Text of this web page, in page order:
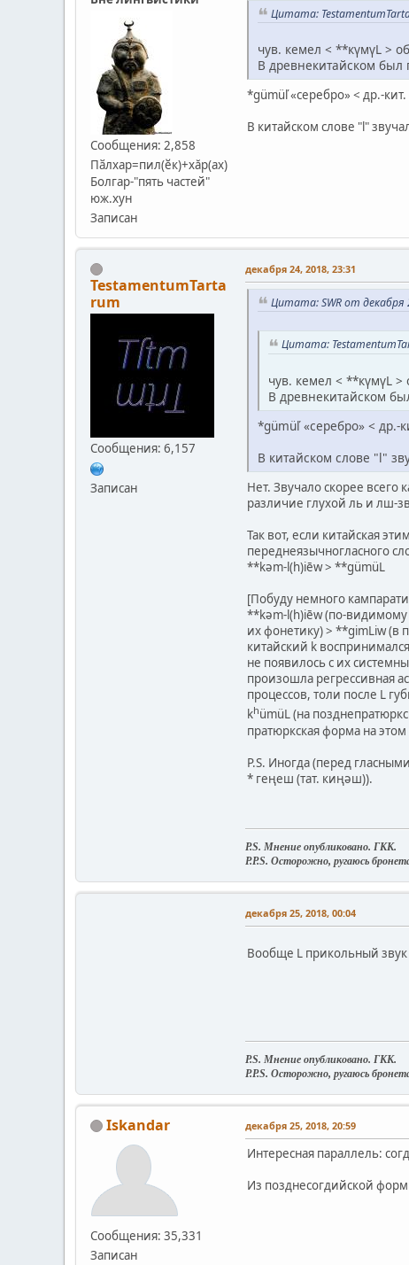
Сообщения: 2,858
Пӑлхар=пил(ӗк)+хăр(ах)
Болгар-"пять частей"
юж.хун
Записан
Цитата:
чув. кемел < **күмүL >
В древнекитайском был
*gümüľ «серебро» < др.-
В китайском слове "l"
TestamentumTarta
rum
Сообщения: 6,157
Записан
декабря 24, 2018, 23:31
Цитата: SWR от декабря
Цитата:
чув. кемел < **күмүL
В древнекитайском
*gümüľ «серебро» < др.-
В китайском слове "l"
Нет. Звучало скорее всего
различие глухой ль и лш-
Так вот, если китайская
переднеязычногласного
**kəm-l(h)iēw > **gümüL
[Побуду немного
**kəm-l(h)iēw (по-видимому
их фонетику) > **gimLiw (в
китайский k
не появилось с их
произошла регрессивная
процессов, толи после L
khümüL (на
пратюркская форма на
P.S. Иногда (перед
* геңеш (тат. киңәш)).
P.S. Мнение опубликовано. ГКК.
P.P.S. Осторожно, ругаюсь
декабря 25, 2018, 00:04
Вообще L прикольный звук
P.S. Мнение опубликовано. ГКК.
P.P.S. Осторожно, ругаюсь
Iskandar
Сообщения: 35,331
Записан
декабря 25, 2018, 20:59
Интересная параллель:
Из позднесогдийской